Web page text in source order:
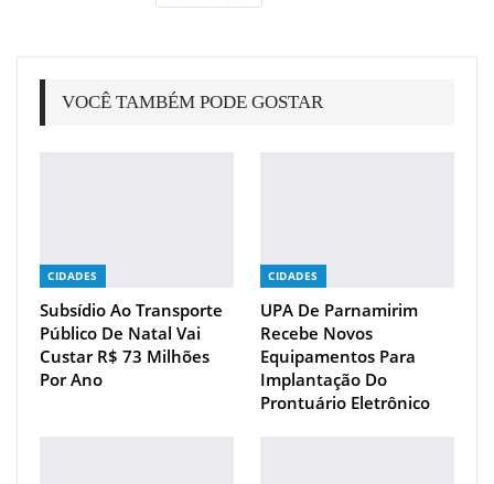
VOCÊ TAMBÉM PODE GOSTAR
CIDADES
Subsídio Ao Transporte
Público De Natal Vai
Custar R$ 73 Milhões
Por Ano
CIDADES
UPA De Parnamirim
Recebe Novos
Equipamentos Para
Implantação Do
Prontuário Eletrônico